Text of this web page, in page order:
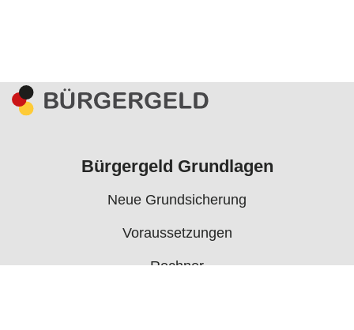
Bürgergeld Grundlagen
Neue Grundsicherung
Voraussetzungen
Rechner